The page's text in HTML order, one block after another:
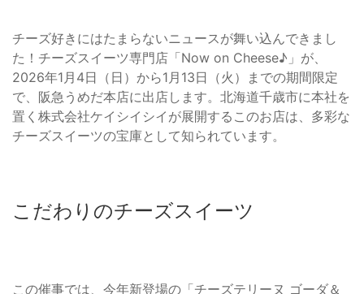
チーズ好きにはたまらないニュースが舞い込んできまし
た！チーズスイーツ専門店「Now on Cheese♪」が、
2026年1月4日（日）から1月13日（火）までの期間限定
で、阪急うめだ本店に出店します。北海道千歳市に本社を
置く株式会社ケイシイシイが展開するこのお店は、多彩な
チーズスイーツの宝庫として知られています。
こだわりのチーズスイーツ
この催事では、今年新登場の「チーズテリーヌ ゴーダ＆